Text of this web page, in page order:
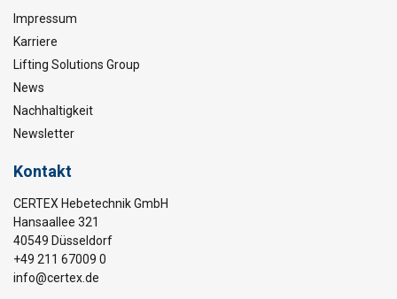
Impressum
Karriere
Lifting Solutions Group
News
Nachhaltigkeit
Newsletter
Kontakt
CERTEX Hebetechnik GmbH
Hansaallee 321
40549 Düsseldorf
+49 211 67009 0
info@certex.de